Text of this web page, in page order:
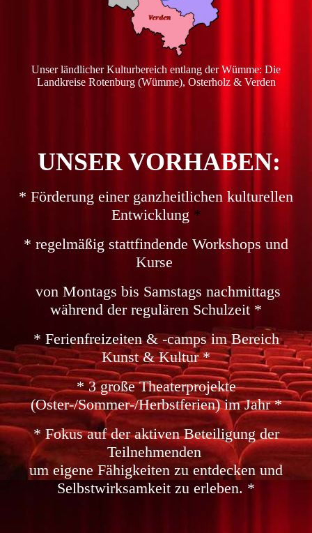
Unser ländlicher Kulturbereich entlang der Wümme: Die
Landkreise Rotenburg (Wümme), Osterholz & Verden
UNSER VORHABEN:
* Förderung einer ganzheitlichen kulturellen
Entwicklung *
* regelmäßig stattfindende Workshops und
Kurse
von Montags bis Samstags nachmittags
während der regulären Schulzeit *
* Ferienfreizeiten & -camps im Bereich
Kunst & Kultur *
* 3 große Theaterprojekte
(Oster-/Sommer-/Herbstferien) im Jahr *
* Fokus auf der aktiven Beteiligung der
Teilnehmenden
um eigene Fähigkeiten zu entdecken und
Selbstwirksamkeit zu erleben. *